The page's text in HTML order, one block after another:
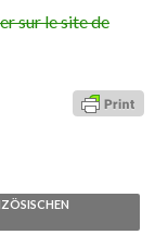
sur le site de